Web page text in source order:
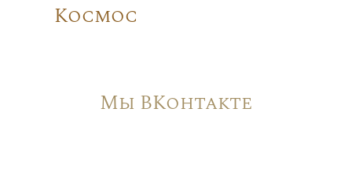
Космос
Мы ВКонтакте